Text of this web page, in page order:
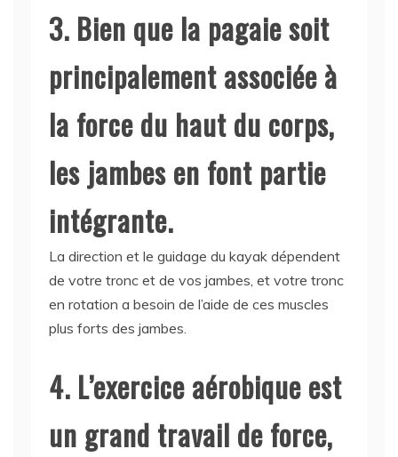
3. Bien que la pagaie soit
principalement associée à
la force du haut du corps,
les jambes en font partie
intégrante.
La direction et le guidage du kayak dépendent
de votre tronc et de vos jambes, et votre tronc
en rotation a besoin de l’aide de ces muscles
plus forts des jambes.
4. L’exercice aérobique est
un grand travail de force,